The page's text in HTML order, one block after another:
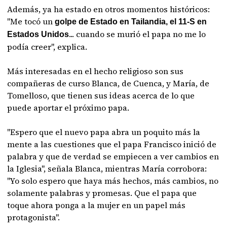
Además, ya ha estado en otros momentos históricos:
"Me tocó ungolpe de Estado en Tailandia, el 11-S en
Estados Unidos... cuando se murió el papa no me lo
podía creer", explica.
Más interesadas en el hecho religioso son sus
compañeras de curso Blanca, de Cuenca, y María, de
Tomelloso, que tienen sus ideas acerca de lo que
puede aportar el próximo papa.
"Espero que el nuevo papa abra un poquito más la
mente a las cuestiones que el papa Francisco inició de
palabra y que de verdad se empiecen a ver cambios en
la Iglesia", señala Blanca, mientras María corrobora:
"Yo solo espero que haya más hechos, más cambios, no
solamente palabras y promesas. Que el papa que
toque ahora ponga a la mujer en un papel más
protagonista".